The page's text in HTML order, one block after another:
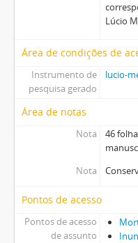
Lúcio
Área de condições de
Instrumento de
pesquisa gerado
lucio-
Área de notas
Nota
46
Nota
Pontos de acesso
Pontos de acesso
de assunto